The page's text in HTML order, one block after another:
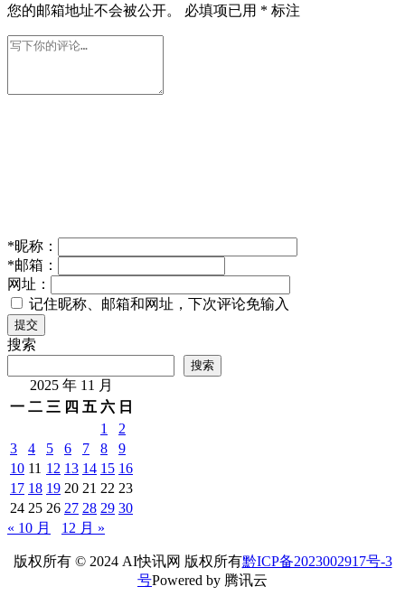
您的邮箱地址不会被公开。 必填项已用 * 标注
*昵称：
*邮箱：
网址：
记住昵称、邮箱和网址，下次评论免输入
提交
搜索
搜索
2025 年 11 月
一 二 三 四 五 六 日
1
2
3
4 5 6 7 8
9
10 11 12 13 14 15 16
17 18 19 20 21 22 23
24 25 26 27 28 29 30
« 10 月
12 月 »
版权所有 © 2024 AI快讯网 版权所有黔ICP备2023002917号-3
号Powered by 腾讯云